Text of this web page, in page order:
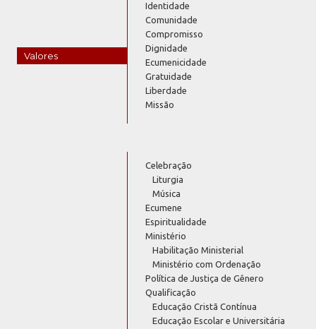
Valores
Identidade
Comunidade
Compromisso
Dignidade
Ecumenicidade
Gratuidade
Liberdade
Missão
Celebração
Liturgia
Música
Ecumene
Espiritualidade
Ministério
Habilitação Ministerial
Ministério com Ordenação
Política de Justiça de Gênero
Qualificação
Educação Cristã Contínua
Educação Escolar e Universitária